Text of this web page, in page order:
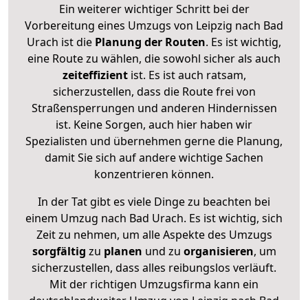
Ein weiterer wichtiger Schritt bei der
Vorbereitung eines Umzugs von Leipzig nach Bad
Urach ist die Planung der Routen. Es ist wichtig,
eine Route zu wählen, die sowohl sicher als auch
zeiteffizientist. Es ist auch ratsam,
sicherzustellen, dass die Route frei von
Straßensperrungen und anderen Hindernissen
ist. Keine Sorgen, auch hier haben wir
Spezialisten und übernehmen gerne die Planung,
damit Sie sich auf andere wichtige Sachen
konzentrieren können.
In der Tat gibt es viele Dinge zu beachten bei
einem Umzug nach Bad Urach. Es ist wichtig, sich
Zeit zu nehmen, um alle Aspekte des Umzugs
sorgfältig zu planen und zu organisieren, um
sicherzustellen, dass alles reibungslos verläuft.
Mit der richtigen Umzugsfirma kann ein